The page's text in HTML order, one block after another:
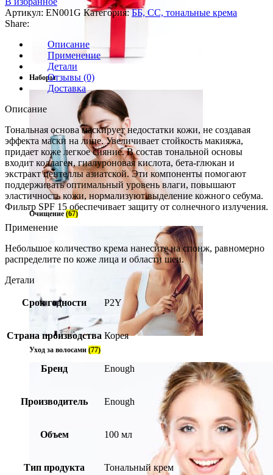
Наборы
Очищение (67)
Уход за волосами (77)
Артикул: EN001G Категория: ББ, СС, тональные крема
Share:
Описание
Применение
Детали
Отзывы (0)
Доставка
Описание
Тональная основа маскирует недостатки кожи, не создавая
эффекта маски на лице. Увеличивает стойкость макияжа,
придает коже легкое сияние. В состав тональной основы
входит коллаген, гиалуроновая кислота, бета-глюкан и
экстракт центеллы азиатской. Эти компоненты помогают
поддерживать оптимальный уровень влаги, повышают
эластичность кожи, нормализуют выделение кожного себума.
Фильтр SPF 15 обеспечивает защиту от солнечного излучения.
Применение
Небольшое количество крема нанесите на спонж, равномерно
распределите по коже лица и области шеи.
Детали
Срок годности P2Y
Страна производства Корея
Бренд Enough
Производитель Enough
Объем 100 мл
Тип продукта Тональный крем